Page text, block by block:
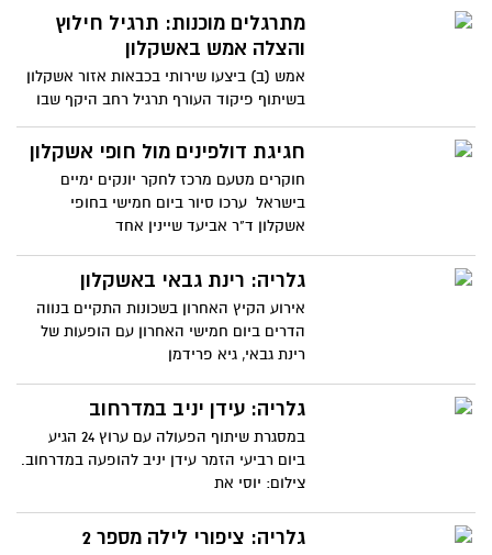
מתרגלים מוכנות: תרגיל חילוץ
והצלה אמש באשקלון
אמש (ב) ביצעו שירותי בכבאות אזור אשקלון
בשיתוף פיקוד העורף תרגיל רחב היקף שבו
תרגלו מילוט וחילוץ
חגיגת דולפינים מול חופי אשקלון
חוקרים מטעם מרכז לחקר יונקים ימיים
בישראל ערכו סיור ביום חמישי בחופי
אשקלון ד"ר אביעד שיינין אחד
גלריה: רינת גבאי באשקלון
אירוע הקיץ האחרון בשכונות התקיים בנווה
הדרים ביום חמישי האחרון עם הופעות של
רינת גבאי, גיא פרידמן
גלריה: עידן יניב במדרחוב
במסגרת שיתוף הפעולה עם ערוץ 24 הגיע
ביום רביעי הזמר עידן יניב להופעה במדרחוב.
צילום: יוסי את
גלריה: ציפורי לילה מספר 2